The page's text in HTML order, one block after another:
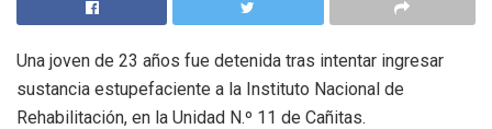
Una joven de 23 años fue detenida tras intentar ingresar
sustancia estupefaciente a la Instituto Nacional de
Rehabilitación, en la Unidad N.º 11 de Cañitas.